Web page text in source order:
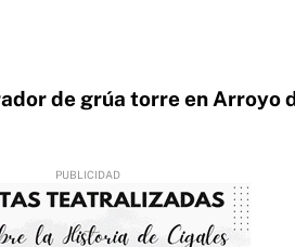
de grúa torre en Arroyo